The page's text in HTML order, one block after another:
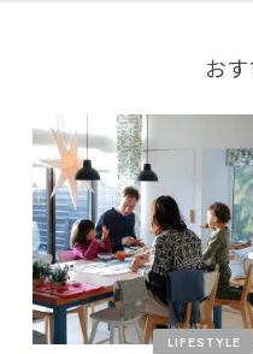
お
LIFESTYLE